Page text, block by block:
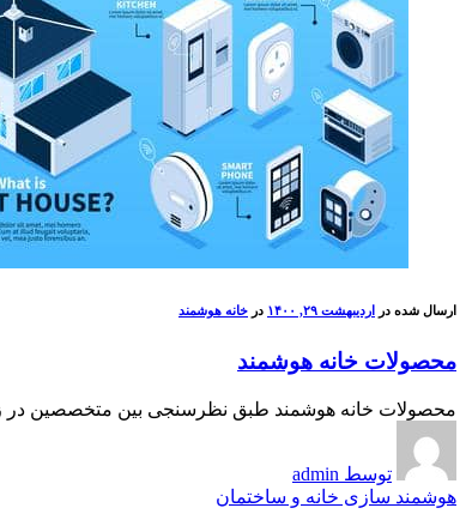
ارسال شده در اردیبهشت ۲۹, ۱۴۰۰ در خانه هوشمند
محصولات خانه هوشمند
محصولات خانه هوشمند طبق نظرسنجی بین متخصصین در
توسط admin
هوشمند سازی خانه و ساختمان